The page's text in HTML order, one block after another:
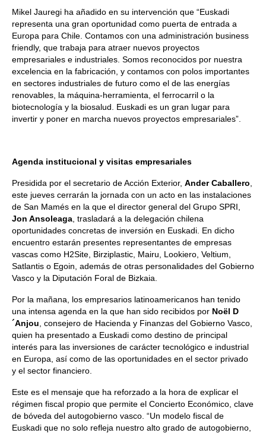
Mikel Jauregi ha añadido en su intervención que “Euskadi
representa una gran oportunidad como puerta de entrada a
Europa para Chile. Contamos con una administración business
friendly, que trabaja para atraer nuevos proyectos
empresariales e industriales. Somos reconocidos por nuestra
excelencia en la fabricación, y contamos con polos importantes
en sectores industriales de futuro como el de las energías
renovables, la máquina-herramienta, el ferrocarril o la
biotecnología y la biosalud. Euskadi es un gran lugar para
invertir y poner en marcha nuevos proyectos empresariales”.
Agenda institucional y visitas empresariales
Presidida por el secretario de Acción Exterior, Ander Caballero
este jueves cerrarán la jornada con un acto en las instalaciones
de San Mamés en la que el director general del Grupo SPRI,
Jon Ansoleaga , trasladará a la delegación chilena
oportunidades concretas de inversión en Euskadi. En dicho
encuentro estarán presentes representantes de empresas
vascas como H2Site, Birziplastic, Mairu, Lookiero, Veltium,
Satlantis o Egoin, además de otras personalidades del Gobierno
Vasco y la Diputación Foral de Bizkaia.
Por la mañana, los empresarios latinoamericanos han tenido
una intensa agenda en la que han sido recibidos por Noël D
´Anjou , consejero de Hacienda y Finanzas del Gobierno Vasco,
quien ha presentado a Euskadi como destino de principal
interés para las inversiones de carácter tecnológico e industrial
en Europa, así como de las oportunidades en el sector privado
y el sector financiero.
Este es el mensaje que ha reforzado a la hora de explicar el
régimen fiscal propio que permite el Concierto Económico, clave
de bóveda del autogobierno vasco. “Un modelo fiscal de
Euskadi que no solo refleja nuestro alto grado de autogobierno,